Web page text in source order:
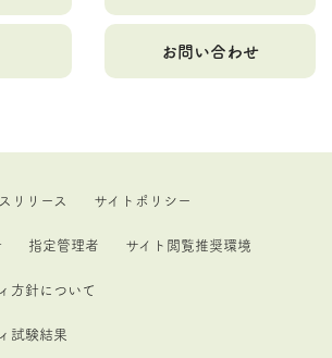
お問い合わせ
リリース サイトポリシー
指定管理者 サイト閲覧推奨環境
方針について
試験結果